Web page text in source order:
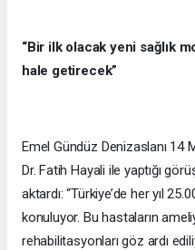
“Bir ilk olacak yeni sağlık
hale getirecek”
Emel Gündüz Denizaslanı 14
Dr. Fatih Hayali ile yaptığı
aktardı: “Türkiye’de her yıl
konuluyor. Bu hastaların
rehabilitasyonları göz ardı